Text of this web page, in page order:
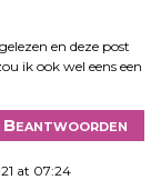
en deze post
ik ook wel eens een
Beantwoorden
at 07:24